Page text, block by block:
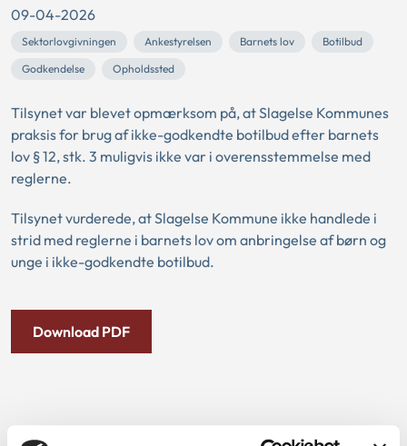
09-04-2026
Sektorlovgivningen Ankestyrelsen Barnets lov
Botilbud
Godkendelse
Opholdssted
Tilsynet var blevet opmærksom på, at Slagelse Kommunes
praksis for brug af ikke-godkendte botilbud efter barnets
lov § 12, stk. 3 muligvis ikke var i overensstemmelse med
reglerne.
Tilsynet vurderede, at Slagelse Kommune ikke handlede i
strid med reglerne i barnets lov om anbringelse af børn og
unge i ikke-godkendte botilbud.
Download PDF